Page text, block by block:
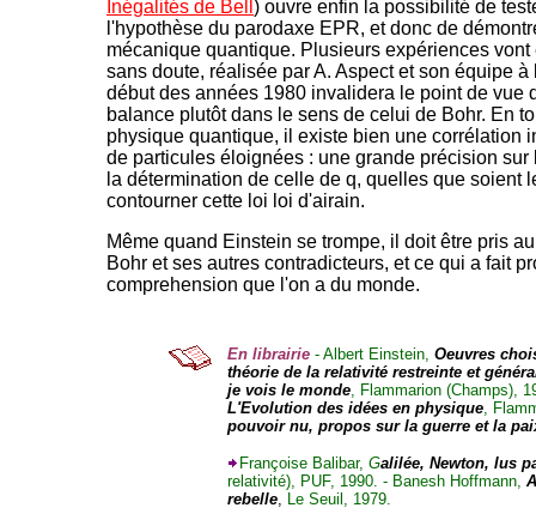
Inégalités de Bell ) ouvre enfin la possibilité de
l'hypothèse du parodaxe EPR, et donc de
mécanique quantique. Plusieurs expériences
sans doute, réalisée par A. Aspect et son équipe
début des années 1980 invalidera le point de vue
balance plutôt dans le sens de celui de Bohr. En
physique quantique, il existe bien une corrélation
de particules éloignées : une grande précision
la détermination de celle de q, quelles que soient
contourner cette loi loi d'airain.
Même quand Einstein se trompe, il doit être pris
Bohr et ses autres contradicteurs, et ce qui a fait
comprehension que l'on a du monde.
En librairie- Albert Einstein, Oeuvres
théorie de la relativité restreinte et
je vois le monde, Flammarion (Champs),
L'Evolution des idées en physique,
pouvoir nu, propos sur la guerre et la
Françoise Balibar, Galilée, Newton, lus
relativité), PUF, 1990. - Banesh Hoffmann,
rebelle, Le Seuil, 1979.